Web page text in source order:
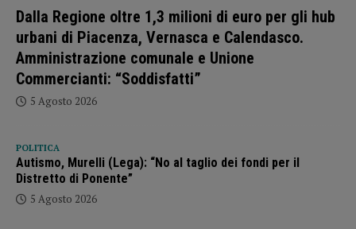
Dalla Regione oltre 1,3 milioni di euro per gli hub
urbani di Piacenza, Vernasca e Calendasco.
Amministrazione comunale e Unione
Commercianti: “Soddisfatti”
5 Agosto 2026
POLITICA
Autismo, Murelli (Lega): “No al taglio dei fondi per il
Distretto di Ponente”
5 Agosto 2026